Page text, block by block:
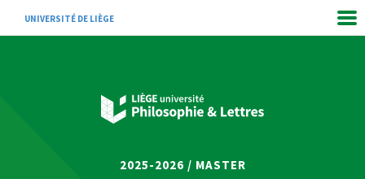
UNIVERSITÉ DE LIÈGE
2025-2026 / MASTER